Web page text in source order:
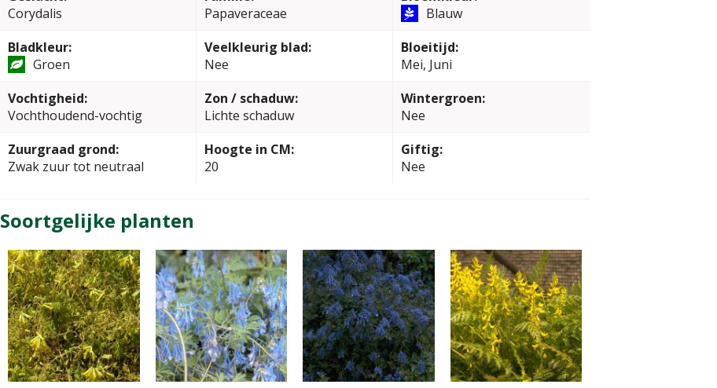
Corydalis
Papaveraceae
Blauw
Bladkleur:
Groen
Veelkleurig blad:
Nee
Bloeitijd:
Mei, Juni
Vochtigheid:
Vochthoudend-vochtig
Zon / schaduw:
Lichte schaduw
Wintergroen:
Nee
Zuurgraad grond:
Zwak zuur tot neutraal
Hoogte in CM:
20
Giftig:
Nee
Soortgelijke planten